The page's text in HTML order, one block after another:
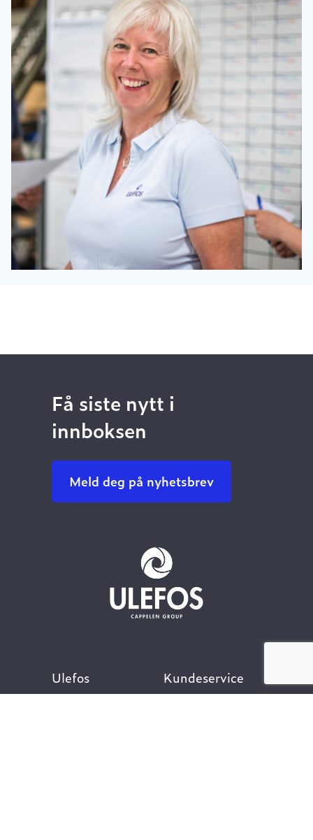
Få siste nytt i
innboksen
Meld deg på nyhetsbrev
Ulefos Kundeservice